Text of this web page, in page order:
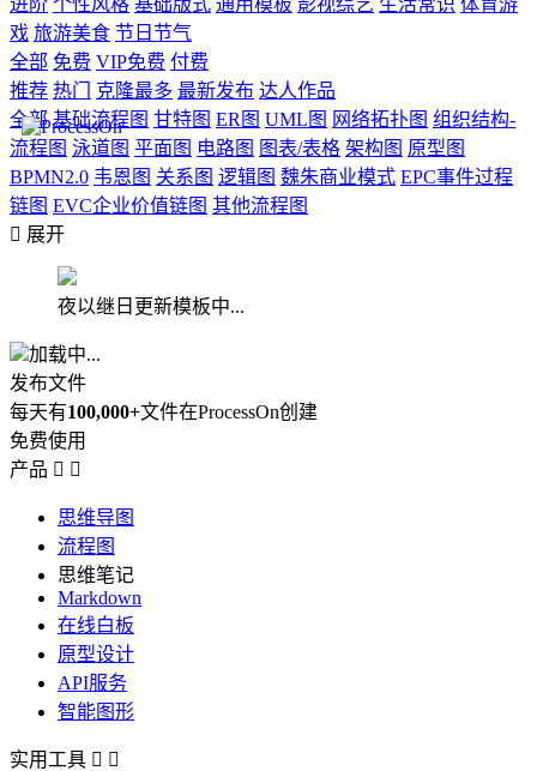
进阶 个性风格 基础版式 通用模板 影视综艺 生活常识 体育游
戏 旅游美食 节日节气
全部 免费 VIP免费 付费
推荐 热门 克隆最多 最新发布 达人作品
全部 基础流程图 甘特图 ER图 UML图 网络拓扑图 组织结构-
流程图 泳道图 平面图 电路图 图表/表格 架构图 原型图
BPMN2.0 韦恩图 关系图 逻辑图 魏朱商业模式 EPC事件过程
链图 EVC企业价值链图 其他流程图
 展开
夜以继日更新模板中...
加载中...
发布文件
每天有100,000+文件在ProcessOn创建
免费使用
产品  
思维导图
流程图
思维笔记
Markdown
在线白板
原型设计
API服务
智能图形
实用工具  